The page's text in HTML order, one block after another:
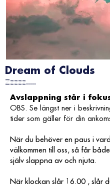
Dream of Clouds
Zzzzz.....
Avslappning står i
OBS. Se längst ner i
tider som gäller för din
När du behöver en paus i
välkommen till oss, så får
själv slappna av och njuta.
När klockan slår 16.00 , slår